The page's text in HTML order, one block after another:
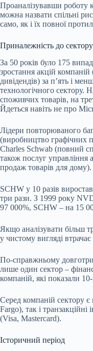
Проаналізувавши роботу
можна назвати спільні
само, як і їх повної
Приналежність до
За 50 років було 175
зростання акцій
дивідендів) за пʼять і
технологічного сектору.
споживчих товарів, на
Йдеться навіть не про
Лідери повторюваного
(виробництво графічних
Charles Schwab (повний
також послуг управління
продаж товарів для дому).
SCHW у 10 разів
три рази. З 1999 року
97 000%, SCHW – на 15
Якщо аналізувати більш
у чистому вигляді втрачає
По-справжньому
лише один сектор –
компаній, які показали
Серед компаній сектору
Fargo), так і транзакційні
(Visa, Mastercard).
Історичний період